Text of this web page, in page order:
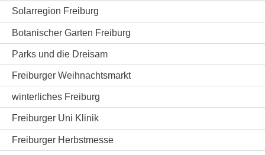
Solarregion Freiburg
Botanischer Garten Freiburg
Parks und die Dreisam
Freiburger Weihnachtsmarkt
winterliches Freiburg
Freiburger Uni Klinik
Freiburger Herbstmesse